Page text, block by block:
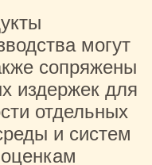
могут
сопряжены
издержек для
отдельных
и систем